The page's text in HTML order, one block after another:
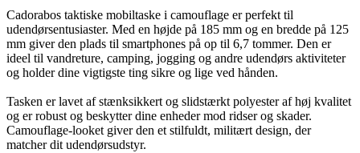
Cadorabos taktiske mobiltaske i camouflage er perfekt til
udendørsentusiaster. Med en højde på 185 mm og en bredde på 125
mm giver den plads til smartphones på op til 6,7 tommer. Den er
ideel til vandreture, camping, jogging og andre udendørs aktiviteter
og holder dine vigtigste ting sikre og lige ved hånden.
Tasken er lavet af stænksikkert og slidstærkt polyester af høj kvalitet
og er robust og beskytter dine enheder mod ridser og skader.
Camouflage-looket giver den et stilfuldt, militært design, der
matcher dit udendørsudstyr.